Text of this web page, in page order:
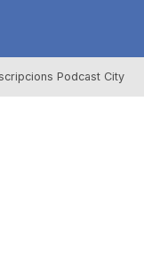
Podcast City